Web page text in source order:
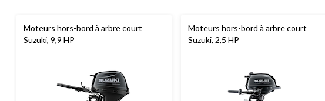
Moteurs hors-bord à arbre court
Suzuki, 9,9 HP
Moteurs hors-bord à arbre court
Suzuki, 2,5 HP